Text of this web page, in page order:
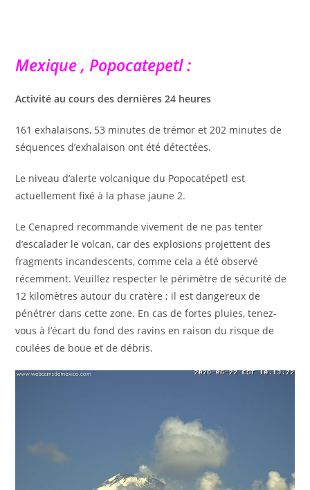
Mexique , Popocatepetl :
Activité au cours des dernières 24 heures
161 exhalaisons, 53 minutes de trémor et 202 minutes de
séquences d’exhalaison ont été détectées.
Le niveau d’alerte volcanique du Popocatépetl est
actuellement fixé à la phase jaune 2.
Le Cenapred recommande vivement de ne pas tenter
d’escalader le volcan, car des explosions projettent des
fragments incandescents, comme cela a été observé
récemment. Veuillez respecter le périmètre de sécurité de
12 kilomètres autour du cratère ; il est dangereux de
pénétrer dans cette zone. En cas de fortes pluies, tenez-
vous à l’écart du fond des ravins en raison du risque de
coulées de boue et de débris.